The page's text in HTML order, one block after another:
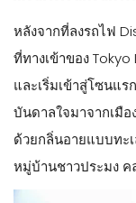
จากนี้ไป จะเป็นรีวิว
ปอยล์ เครื่องเล่น น
ยยยยย**
ดิสนีย์ซี ดั้งเดิมจะแบ่
Spring ที่เปิดเมื่อกล
ที่สุดตั้งแต่เปิดสวนส